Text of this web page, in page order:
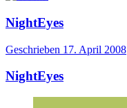
NightEyes
Geschrieben 17. April 2008
NightEyes